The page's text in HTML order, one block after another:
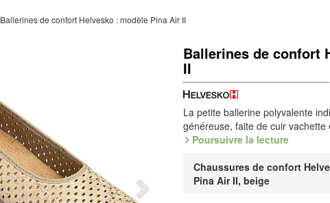
Ballerines de confort Helvesko : modèle Pina Air II
Ballerines de confort
II
La petite ballerine polyvalente
généreuse, faite de cuir
élastique et agréable
La finitionStrobelest un des
Une des particularités de ces
Poursuivre la lecture
Chaussures de confort
Pina Air II, beige